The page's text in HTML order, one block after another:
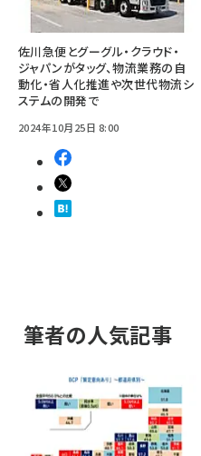
佐川急便とグーグル・クラウド・
ジャパンがタッグ、物流業務の自
動化・省人化推進や次世代物流シ
ステムの開発で
2024年10月25日 8:00
筆者の人気記事